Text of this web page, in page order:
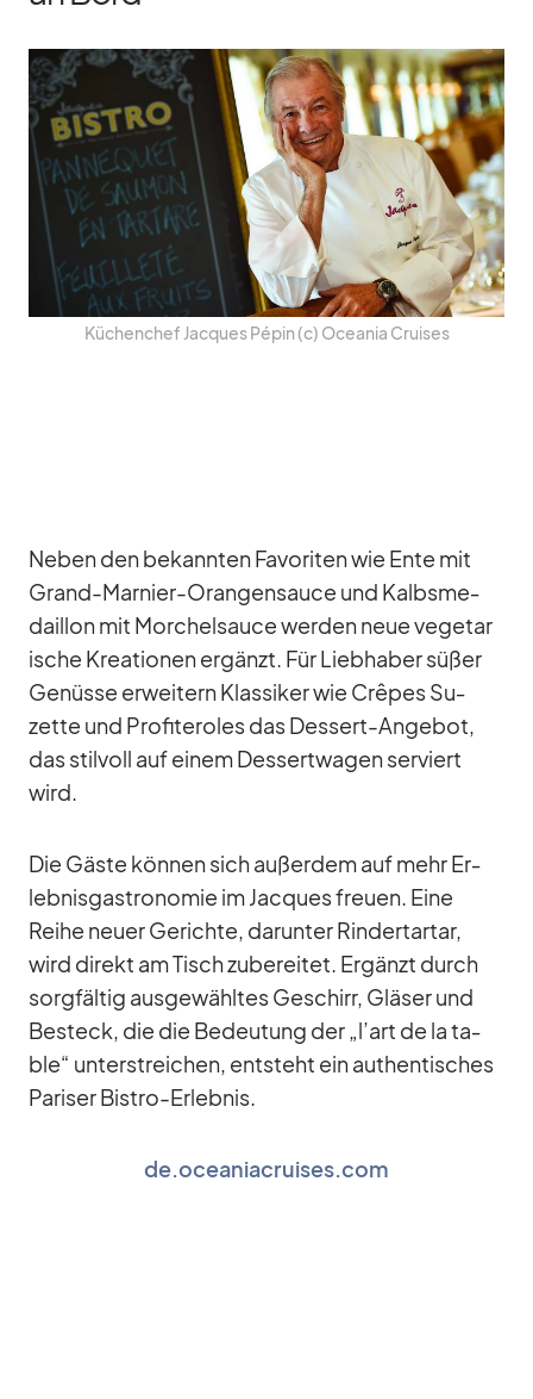
Kü­chen­chef Jac­ques Pé­pin (c) Ocea­nia Crui­ses
Ne­ben den be­kann­ten Fa­vo­ri­ten wie Ente mit
Grand-Mar­nier-Oran­gen­sauce und Kalbs­me­
dail­lon mit Mor­chel­sauce wer­den neue ve­ge­ta­r
i­sche Krea­tio­nen er­gänzt. Für Lieb­ha­ber sü­ßer
Ge­nüsse er­wei­tern Klas­si­ker wie Crê­pes Su­
zette und Pro­fi­te­r­oles das Des­sert-An­ge­bot,
das stil­voll auf ei­nem Des­sert­wa­gen ser­viert
wird.
Die Gäste kön­nen sich au­ßer­dem auf mehr Er­
leb­nis­gas­tro­no­mie im Jac­ques freuen. Eine
Reihe neuer Ge­richte, dar­un­ter Rin­dert­ar­tar,
wird di­rekt am Tisch zu­be­rei­tet. Er­gänzt durch
sorg­fäl­tig aus­ge­wähl­tes Ge­schirr, Glä­ser und
Be­steck, die die Be­deu­tung der „l’art de la ta­
ble“ un­ter­strei­chen, ent­steht ein au­then­ti­sches
Pa­ri­ser Bis­tro-Er­leb­nis.
de.oceaniacruises.com